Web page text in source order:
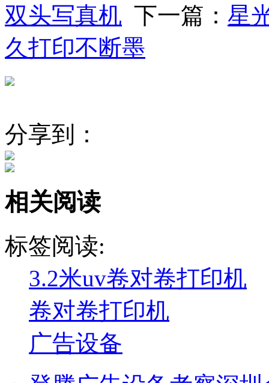
双头写真机 下一篇： 星
久打印不断墨
分享到：
相关阅读
标签阅读:
3.2米uv卷对卷打印机
卷对卷打印机
广告设备